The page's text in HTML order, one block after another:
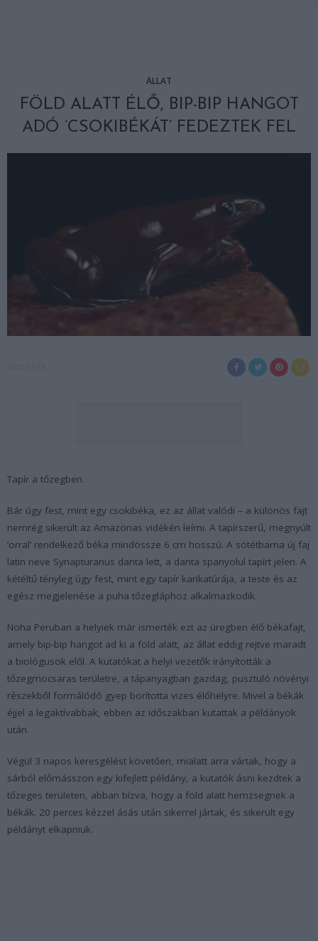
ÁLLAT
FÖLD ALATT ÉLŐ, BIP-BIP HANGOT
ADÓ ’CSOKIBÉKÁT’ FEDEZTEK FEL
Tapír a tőzegben.
Bár úgy fest, mint egy csokibéka, ez az állat valódi – a különös fajt
nemrég sikerült az Amazonas vidékén leírni. A tapírszerű, megnyúlt
’orral’ rendelkező béka mindössze 6 cm hosszú. A sötétbarna új faj
latin neve Synapturanus danta lett, a danta spanyolul tapírt jelen. A
kétéltű tényleg úgy fest, mint egy tapír karikatúrája, a teste és az
egész megjelenése a puha tőzegláphoz alkalmazkodik.
Noha Peruban a helyiek már ismerték ezt az üregben élő békafajt,
amely bip-bip hangot ad ki a föld alatt, az állat eddig rejtve maradt
a biológusok elől. A kutatókat a helyi vezetők irányították a
tőzegmocsaras területre, a tápanyagban gazdag, pusztuló növényi
részekből formálódó gyep borította vizes élőhelyre. Mivel a békák
éjjel a legaktívabbak, ebben az időszakban kutattak a példányok
után.
Végül 3 napos keresgélést követően, mialatt arra vártak, hogy a
sárból előmásszon egy kifejlett példány, a kutatók ásni kezdtek a
tőzeges területen, abban bízva, hogy a föld alatt hemzsegnek a
békák. 20 perces kézzel ásás után sikerrel jártak, és sikerült egy
példányt elkapniuk.